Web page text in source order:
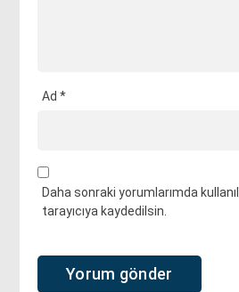
Ad *
Daha sonraki yorumlarımda
tarayıcıya kaydedilsin.